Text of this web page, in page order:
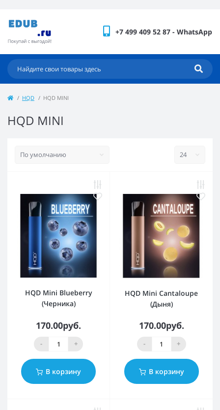
+7 499 409 52 87 - WhatsApp
HQD HQD MINI
HQD MINI
HQD Mini Blueberry
(Черника)
170.00руб.
- +
В корзину
HQD Mini Cantaloupe
(Дыня)
170.00руб.
- +
В корзину